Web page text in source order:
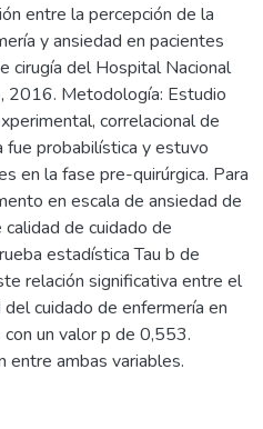
entre la percepción de la
y ansiedad en pacientes
cirugía del Hospital Nacional
2016. Metodología: Estudio
correlacional de
probabilística y estuvo
en la fase pre-quirúrgica. Para
en escala de ansiedad de
de cuidado de
estadística Tau b de
relación significativa entre el
cuidado de enfermería en
un valor p de 0,553.
entre ambas variables.